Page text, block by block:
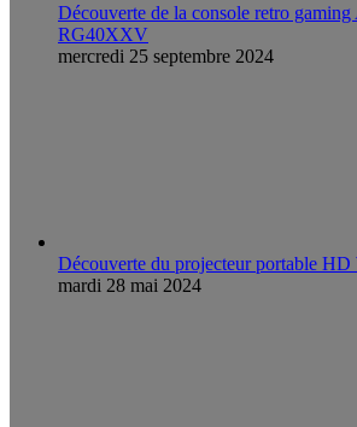
Découverte de la console retro
RG40XXV
mercredi 25 septembre 2024
Découverte du projecteur portable
mardi 28 mai 2024